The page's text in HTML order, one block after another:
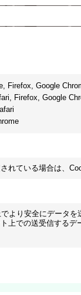
, Firefox, Google
, Firefox, Google
れている場合は、
より安全にデータを
上での送受信する